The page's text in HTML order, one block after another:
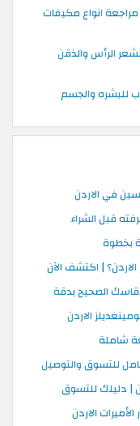
على افضل مكيف شباك 2026 | مراجعة انواع مكيفات
الرأس والذقن
للبشره والجسم
قبل الشراء
بخطوة
| اكتشف الآن
الصحيح بدقة
الاردن
شاملة
للتسوق والتوصيل
| دليلك للتسوق
الاردن